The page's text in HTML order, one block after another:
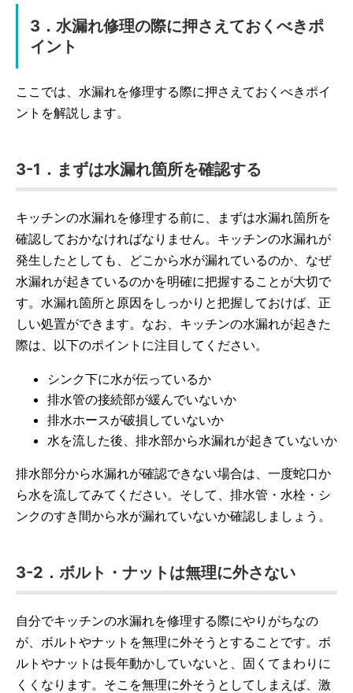
3．水漏れ修理の際に押さえておくべきポ
イント
ここでは、水漏れを修理する際に押さえておくべきポイ
ントを解説します。
3-1．まずは水漏れ箇所を確認する
キッチンの水漏れを修理する前に、まずは水漏れ箇所を
確認しておかなければなりません。キッチンの水漏れが
発生したとしても、どこから水が漏れているのか、なぜ
水漏れが起きているのかを明確に把握することが大切で
す。水漏れ箇所と原因をしっかりと把握しておけば、正
しい処置ができます。なお、キッチンの水漏れが起きた
際は、以下のポイントに注目してください。
シンク下に水が伝っているか
排水管の接続部が緩んでいないか
排水ホースが破損していないか
水を流した後、排水部から水漏れが起きていないか
排水部分から水漏れが確認できない場合は、一度蛇口か
ら水を流してみてください。そして、排水管・水栓・シ
ンクのすき間から水が漏れていないか確認しましょう。
3-2．ボルト・ナットは無理に外さない
自分でキッチンの水漏れを修理する際にやりがちなの
が、ボルトやナットを無理に外そうとすることです。ボ
ルトやナットは長年動かしていないと、固くてまわりに
くくなります。そこを無理に外そうとしてしまえば、激